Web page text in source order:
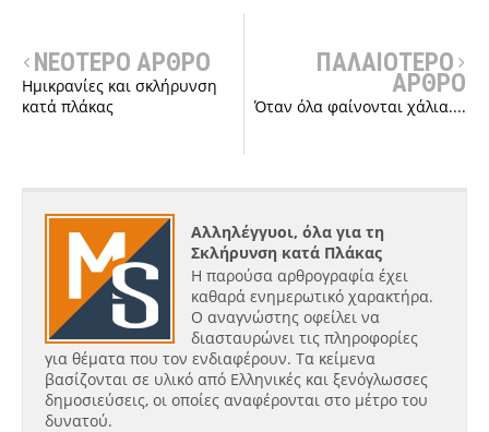
ΝΕΟΤΕΡΟ ΑΡΘΡΟ
Ημικρανίες και σκλήρυνση
κατά πλάκας
ΠΑΛΑΙΟΤΕΡΟ
ΑΡΘΡΟ
Όταν όλα φαίνονται χάλια....
Αλληλέγγυοι, όλα για τη
Σκλήρυνση κατά Πλάκας
Η παρούσα αρθρογραφία έχει
καθαρά ενημερωτικό χαρακτήρα.
Ο αναγνώστης οφείλει να
διασταυρώνει τις πληροφορίες
για θέματα που τον ενδιαφέρουν. Τα κείμενα
βασίζονται σε υλικό από Ελληνικές και ξενόγλωσσες
δημοσιεύσεις, οι οποίες αναφέρονται στο μέτρο του
δυνατού.